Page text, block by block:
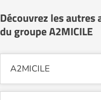
Découvrez les autres
du groupe A2MICILE
A2MICILE